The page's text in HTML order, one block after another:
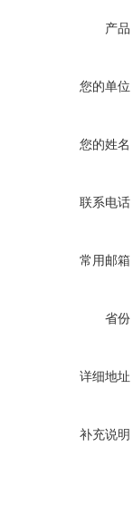
产品
您的单位
您的姓名
联系电话
常用邮箱
省份
详细地址
补充说明